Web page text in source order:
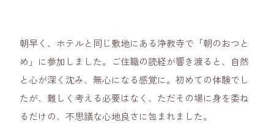
朝早く、ホテルと同じ敷地にある浄教寺で「朝のおつと
め」に参加しました。ご住職の読経が響き渡ると、自然
と心が深く沈み、無心になる感覚に。初めての体験でし
たが、難しく考える必要はなく、ただその場に身を委ね
るだけの、不思議な心地良さに包まれました。